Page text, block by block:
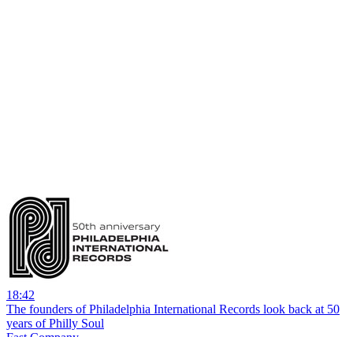
18:42
The founders of Philadelphia International Records look back at 50
years of Philly Soul